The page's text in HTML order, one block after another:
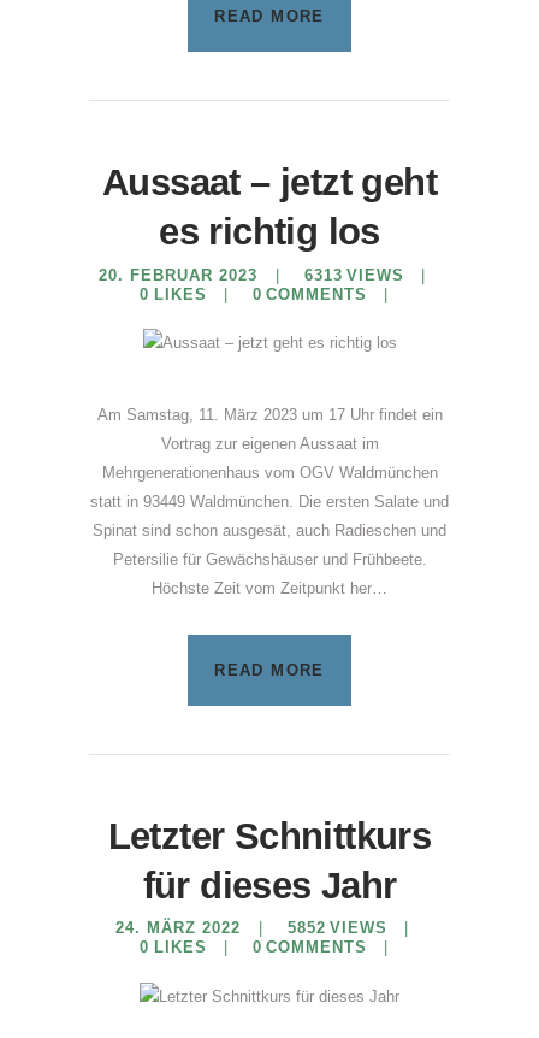
READ MORE
Aussaat – jetzt geht
es richtig los
20. FEBRUAR 2023 6313 VIEWS
0 LIKES 0 COMMENTS
Am Samstag, 11. März 2023 um 17 Uhr findet ein
Vortrag zur eigenen Aussaat im
Mehrgenerationenhaus vom OGV Waldmünchen
statt in 93449 Waldmünchen. Die ersten Salate und
Spinat sind schon ausgesät, auch Radieschen und
Petersilie für Gewächshäuser und Frühbeete.
Höchste Zeit vom Zeitpunkt her…
READ MORE
Letzter Schnittkurs
für dieses Jahr
24. MÄRZ 2022 5852 VIEWS
0 LIKES 0 COMMENTS